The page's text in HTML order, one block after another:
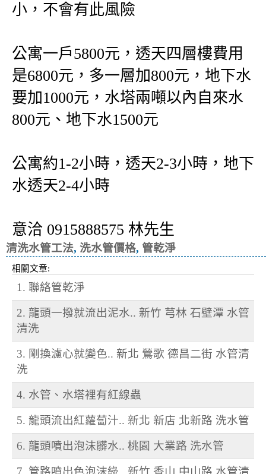
小，不會有此風險
公寓一戶5800元，透天四層樓費用
是6800元，多一層加800元，地下水
要加1000元，水塔兩噸以內自來水
800元、地下水1500元
公寓約1-2小時，透天2-3小時，地下
水透天2-4小時
意洽 0915888575 林先生
清洗水管工法, 洗水管價格, 管乾淨
相關文章:
1. 聯絡管乾淨
2. 龍頭一撥就流出泥水.. 新竹 芎林 石壁潭 水管
清洗
3. 剛換濾心就變色.. 新北 鶯歌 德昌二街 水管清
洗
4. 水管、水塔裡有紅線蟲
5. 龍頭流出紅蘿蔔汁.. 新北 新店 北新路 洗水管
6. 龍頭噴出泡沫髒水.. 桃園 大業路 洗水管